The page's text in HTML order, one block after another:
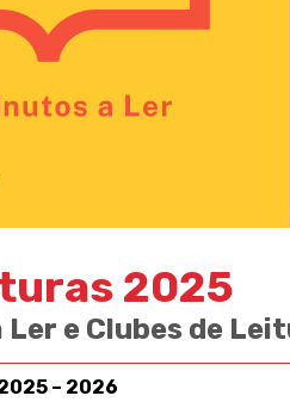
2025
Ler e Clubes de
– 2026